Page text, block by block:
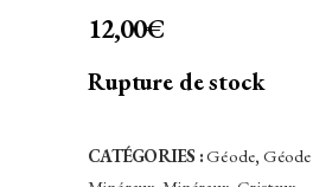
12,00€
Rupture de stock
CATÉGORIES :Géode,